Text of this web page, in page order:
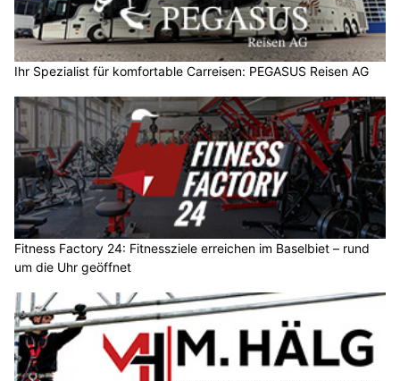
Ihr Spezialist für komfortable Carreisen: PEGASUS Reisen AG
Fitness Factory 24: Fitnessziele erreichen im Baselbiet – rund
um die Uhr geöffnet